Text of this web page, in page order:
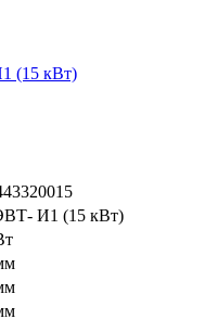
(15 кВт)
И1 (15 кВт)